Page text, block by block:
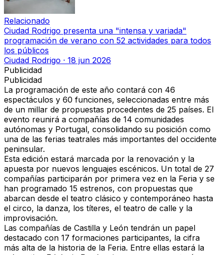
Relacionado
Ciudad Rodrigo presenta una "intensa y variada"
programación de verano con 52 actividades para todos
los públicos
Ciudad Rodrigo · 18 jun 2026
Publicidad
Publicidad
La programación de este año contará con 46
espectáculos y 60 funciones, seleccionadas entre más
de un millar de propuestas procedentes de 25 países. El
evento reunirá a compañías de 14 comunidades
autónomas y Portugal, consolidando su posición como
una de las ferias teatrales más importantes del occidente
peninsular.
Esta edición estará marcada por la renovación y la
apuesta por nuevos lenguajes escénicos. Un total de 27
compañías participarán por primera vez en la Feria y se
han programado 15 estrenos, con propuestas que
abarcan desde el teatro clásico y contemporáneo hasta
el circo, la danza, los títeres, el teatro de calle y la
improvisación.
Las compañías de Castilla y León tendrán un papel
destacado con 17 formaciones participantes, la cifra
más alta de la historia de la Feria. Entre ellas estará la